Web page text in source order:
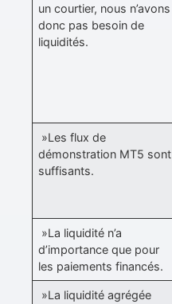
un courtier, nous n’avons
donc pas besoin de
liquidités.
»Les flux de
démonstration MT5 sont
suffisants.
»La liquidité n’a
d’importance que pour
les paiements financés.
»La liquidité agrégée